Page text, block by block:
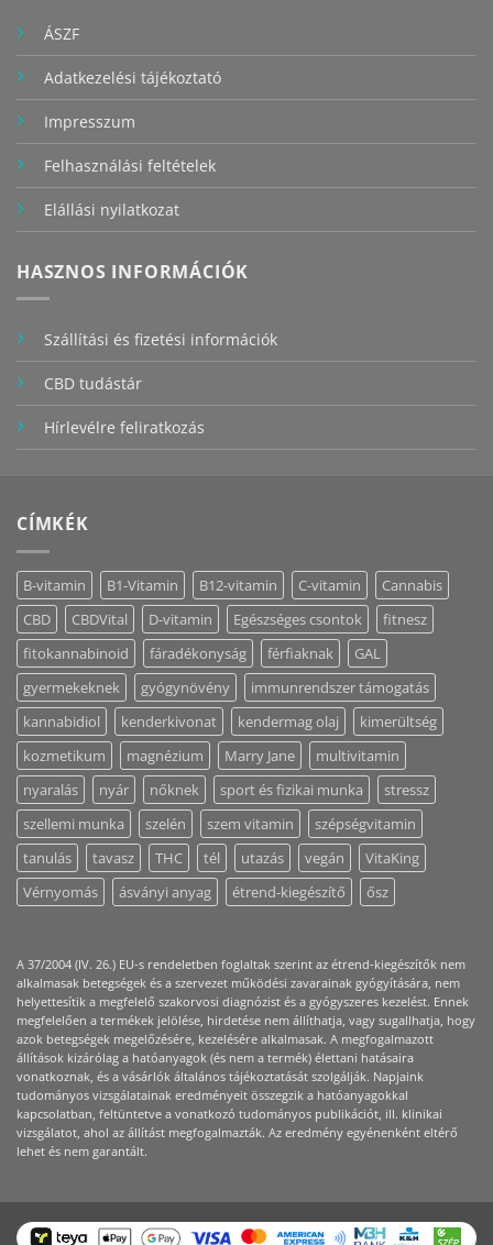
ÁSZF
Adatkezelési tájékoztató
Impresszum
Felhasználási feltételek
Elállási nyilatkozat
HASZNOS INFORMÁCIÓK
Szállítási és fizetési információk
CBD tudástár
Hírlevélre feliratkozás
CÍMKÉK
B-vitamin B1-Vitamin B12-vitamin C-vitamin
Cannabis
CBD
CBDVital D-vitamin Egészséges csontok
fitnesz
fitokannabinoid
fáradékonyság férfiaknak
GAL
gyermekeknek
gyógynövény
immunrendszer támogatás
kannabidiol
kenderkivonat kendermag olaj
kimerültség
kozmetikum
magnézium Marry Jane
multivitamin
nyaralás
nyár nőknek sport és fizikai munka
stressz
szellemi munka
szelén szem vitamin
szépségvitamin
tanulás
tavasz THC tél utazás vegán
VitaKing
Vérnyomás
ásványi anyag étrend-kiegészítő ősz
A 37/2004 (IV. 26.) EU-s rendeletben foglaltak szerint az étrend-kiegészítők nem
alkalmasak betegségek és a szervezet működési zavarainak gyógyítására, nem
helyettesítik a megfelelő szakorvosi diagnózist és a gyógyszeres kezelést. Ennek
megfelelően a termékek jelölése, hirdetése nem állíthatja, vagy sugallhatja, hogy
azok betegségek megelőzésére, kezelésére alkalmasak. A megfogalmazott
állítások kizárólag a hatóanyagok (és nem a termék) élettani hatásaira
vonatkoznak, és a vásárlók általános tájékoztatását szolgálják. Napjaink
tudományos vizsgálatainak eredményeit összegzik a hatóanyagokkal
kapcsolatban, feltüntetve a vonatkozó tudományos publikációt, ill. klinikai
vizsgálatot, ahol az állítást megfogalmazták. Az eredmény egyénenként eltérő
lehet és nem garantált.